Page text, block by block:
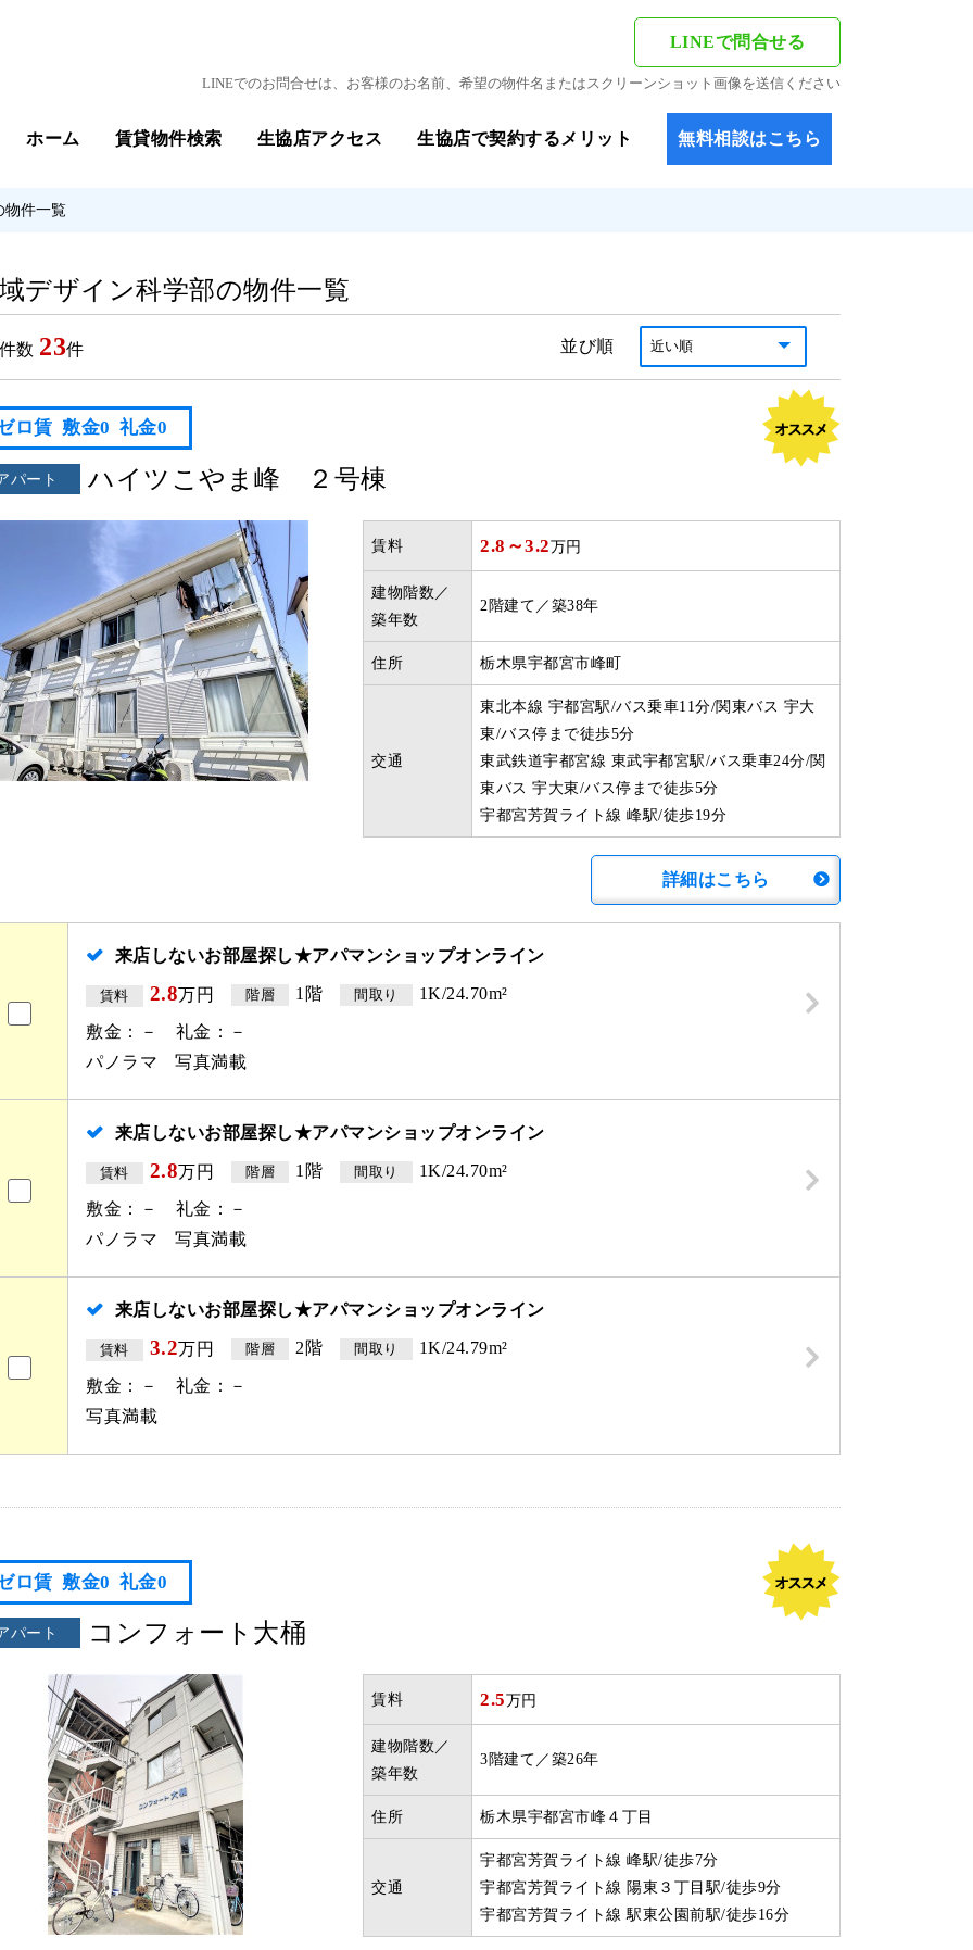
LINEで問合せる
LINEでのお問合せは、お客様のお名前、希望の物件名またはスクリーンショット画像を送信ください
ホーム 賃貸物件検索 生協店アクセス 生協店で契約するメリット 無料相談はこちら
物件一覧
デザイン科学部の物件一覧
数 23件 並び順
ロ賃 敷金0 礼金0
パート ハイツこやま峰 ２号棟
賃料 2.8 ～3.2万円
建物階数／
築年数
2階建て／築38年
住所 栃木県宇都宮市峰町
交通
東北本線 宇都宮駅/バス乗車11分/関東バス 宇大
東/バス停まで徒歩5分
東武鉄道宇都宮線 東武宇都宮駅/バス乗車24分/関
東バス 宇大東/バス停まで徒歩5分
宇都宮芳賀ライト線 峰駅/徒歩19分
詳細はこちら
来店しないお部屋探し★アパマンショップオンライン
賃料 2.8万円 階層 1階 間取り 1K/24.70m²
敷金：－ 礼金：－
パノラマ
写真満載
来店しないお部屋探し★アパマンショップオンライン
賃料 2.8万円 階層 1階 間取り 1K/24.70m²
敷金：－ 礼金：－
パノラマ
写真満載
来店しないお部屋探し★アパマンショップオンライン
賃料 3.2万円 階層 2階 間取り 1K/24.79m²
敷金：－ 礼金：－
写真満載
ロ賃 敷金0 礼金0
パート コンフォート大桶
賃料 2.5万円
建物階数／
築年数
3階建て／築26年
住所 栃木県宇都宮市峰４丁目
交通
宇都宮芳賀ライト線 峰駅/徒歩7分
宇都宮芳賀ライト線 陽東３丁目駅/徒歩9分
宇都宮芳賀ライト線 駅東公園前駅/徒歩16分